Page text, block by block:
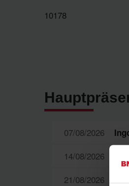
10178
07/08/2026
14/08/2026
21/08/2026